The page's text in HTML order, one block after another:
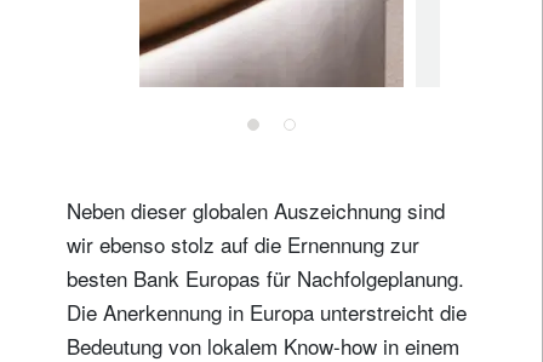
Neben dieser globalen Auszeichnung sind
wir ebenso stolz auf die Ernennung zur
besten Bank Europas für Nachfolgeplanung.
Die Anerkennung in Europa unterstreicht die
Bedeutung von lokalem Know-how in einem